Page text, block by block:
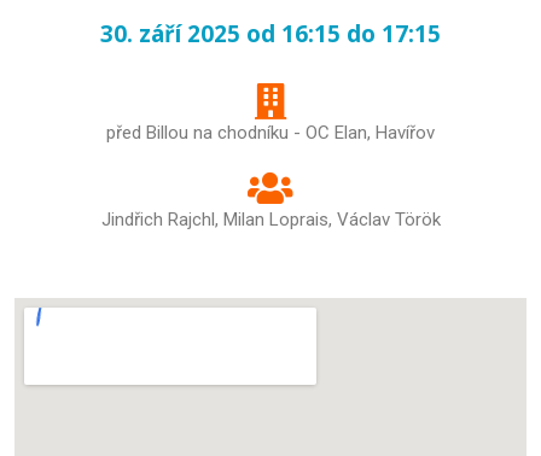
30. září 2025 od 16:15 do 17:15
před Billou na chodníku - OC Elan, Havířov
Jindřich Rajchl, Milan Loprais, Václav Török